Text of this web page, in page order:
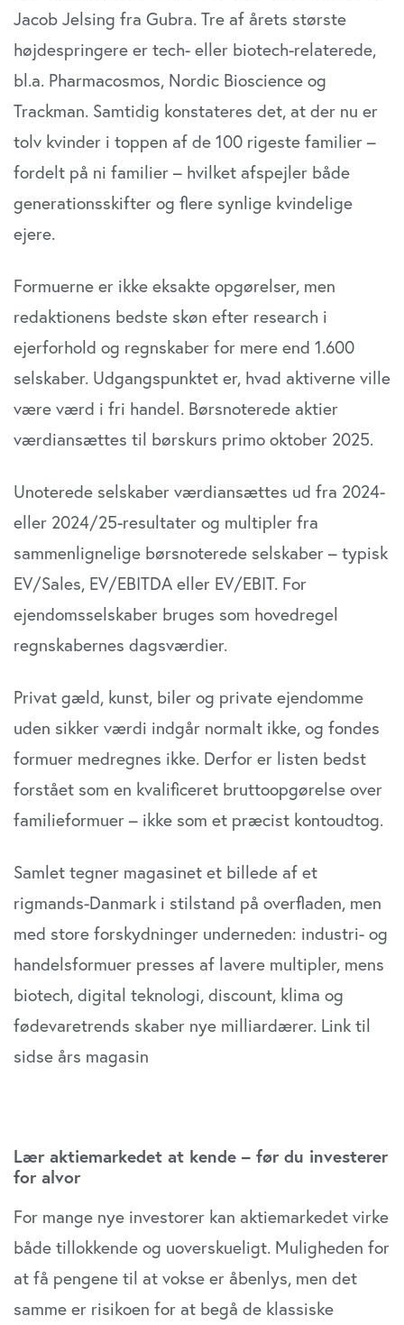
Jacob Jelsing fra Gubra. Tre af årets største
højdespringere er tech- eller biotech-relaterede,
bl.a. Pharmacosmos, Nordic Bioscience og
Trackman. Samtidig konstateres det, at der nu er
tolv kvinder i toppen af de 100 rigeste familier –
fordelt på ni familier – hvilket afspejler både
generationsskifter og flere synlige kvindelige
ejere.
Formuerne er ikke eksakte opgørelser, men
redaktionens bedste skøn efter research i
ejerforhold og regnskaber for mere end 1.600
selskaber. Udgangspunktet er, hvad aktiverne ville
være værd i fri handel. Børsnoterede aktier
værdiansættes til børskurs primo oktober 2025.
Unoterede selskaber værdiansættes ud fra 2024-
eller 2024/25-resultater og multipler fra
sammenlignelige børsnoterede selskaber – typisk
EV/Sales, EV/EBITDA eller EV/EBIT. For
ejendomsselskaber bruges som hovedregel
regnskabernes dagsværdier.
Privat gæld, kunst, biler og private ejendomme
uden sikker værdi indgår normalt ikke, og fondes
formuer medregnes ikke. Derfor er listen bedst
forstået som en kvalificeret bruttoopgørelse over
familieformuer – ikke som et præcist kontoudtog.
Samlet tegner magasinet et billede af et
rigmands-Danmark i stilstand på overfladen, men
med store forskydninger underneden: industri- og
handelsformuer presses af lavere multipler, mens
biotech, digital teknologi, discount, klima og
fødevaretrends skaber nye milliardærer. Link til
sidse års magasin
Lær aktiemarkedet at kende – før du investerer
for alvor
For mange nye investorer kan aktiemarkedet virke
både tillokkende og uoverskueligt. Muligheden for
at få pengene til at vokse er åbenlys, men det
samme er risikoen for at begå de klassiske